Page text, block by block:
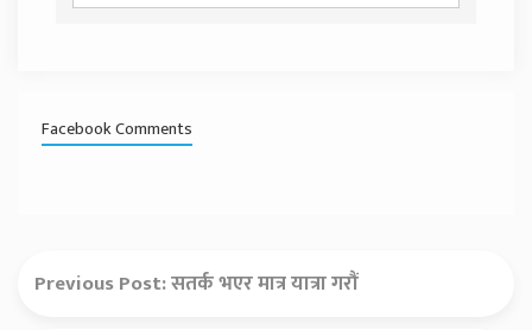
Facebook Comments
Previous Post:सतर्क भएर मात्र यात्रा गरौं